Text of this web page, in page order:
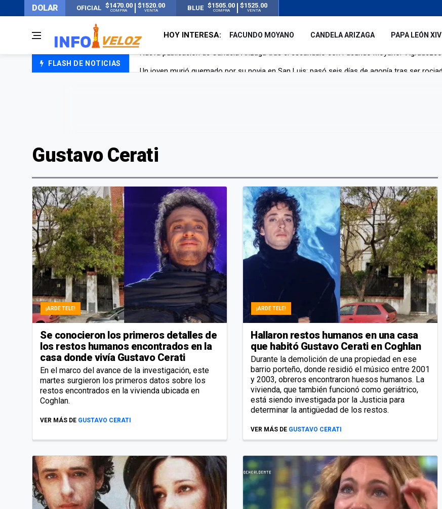
DOLAR OFICIAL $1470.00
COMPRA
$1520.00
VENTA BLUE $1505.00
COMPRA
$1525.00
VENTA
HOY INTERESA: FACUNDO MOYANO CANDELA ARIZAGA PAPA LEÓN XIV
FLASH DE NOTICIAS
Gustavo Cerati
¡ARDE TELE!
Se conocieron los primeros detalles de
los restos humanos encontrados en la
casa donde vivía Gustavo Cerati
En el marco del avance de la investigación, este
martes surgieron los primeros datos sobre los
restos encontrados en la vivienda ubicada en
Coghlan.
VER MÁS DE GUSTAVO CERATI
¡ARDE TELE!
Hallaron restos humanos en una casa
que habitó Gustavo Cerati en Coghlan
Durante la demolición de una propiedad en ese
barrio porteño, donde residió el músico entre 2001
y 2003, obreros encontraron huesos humanos. La
vivienda, que también funcionó como geriátrico,
está siendo investigada por la Justicia para
determinar la antigüedad de los restos.
VER MÁS DE GUSTAVO CERATI